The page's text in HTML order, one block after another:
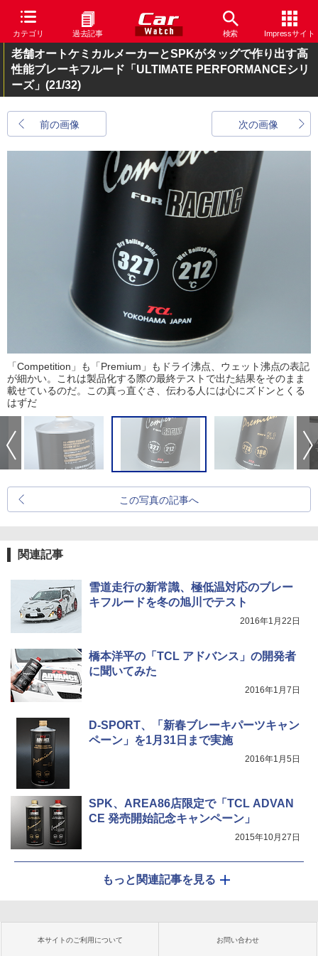
カテゴリ 過去記事 検索 Impressサイト
老舗オートケミカルメーカーとSPKがタッグで作り出す高
性能ブレーキフルード「ULTIMATE PERFORMANCEシリ
ーズ」 (21/32)
前の画像 次の画像
「Competition」も「Premium」もドライ沸点、ウェット沸点の表記
が細かい。これは製品化する際の最終テストで出た結果をそのまま
載せているのだ。この真っ直ぐさ、伝わる人には心にズドンとくる
はずだ
この写真の記事へ
関連記事
雪道走行の新常識、極低温対応のブレー
キフルードを冬の旭川でテスト
2016年1月22日
橋本洋平の「TCL アドバンス」の開発者
に聞いてみた
2016年1月7日
D-SPORT、「新春ブレーキパーツキャン
ペーン」を1月31日まで実施
2016年1月5日
SPK、AREA86店限定で「TCL ADVAN
CE 発売開始記念キャンペーン」
2015年10月27日
もっと関連記事を見る
本サイトのご利用について お問い合わせ